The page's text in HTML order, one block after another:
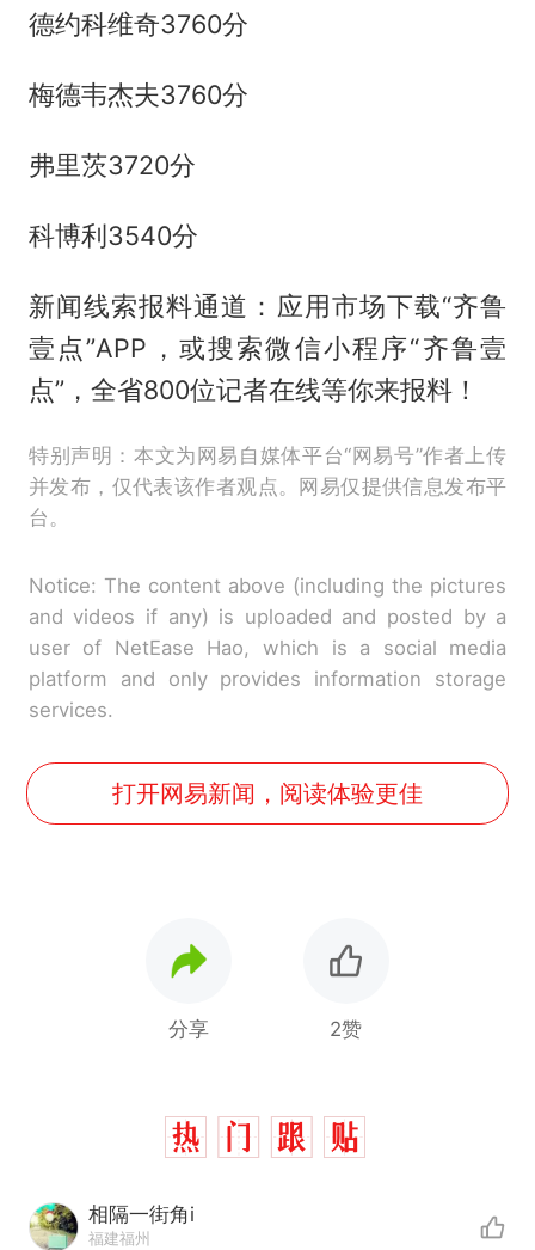
德约科维奇3760分
梅德韦杰夫3760分
弗里茨3720分
科博利3540分
新闻线索报料通道：应用市场下载“齐鲁
壹点”APP，或搜索微信小程序“齐鲁壹
点”，全省800位记者在线等你来报料！
特别声明：本文为网易自媒体平台“网易号”作者上传
并发布，仅代表该作者观点。网易仅提供信息发布平
台。
Notice: The content above (including the pictures
and videos if any) is uploaded and posted by a
user of NetEase Hao, which is a social media
platform and only provides information storage
services.
打开网易新闻，阅读体验更佳
分享 2赞
相隔一街角i
福建福州